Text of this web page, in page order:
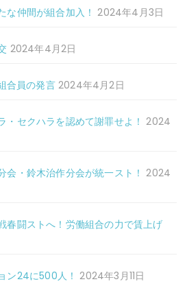
な仲間が組合加入！ 2024年4月3日
2024年4月2日
合員の発言 2024年4月2日
・セクハラを認めて謝罪せよ！ 2024
会・鈴木治作分会が統一スト！ 2024
春闘ストへ！労働組合の力で賃上げ
ン24に500人！ 2024年3月11日